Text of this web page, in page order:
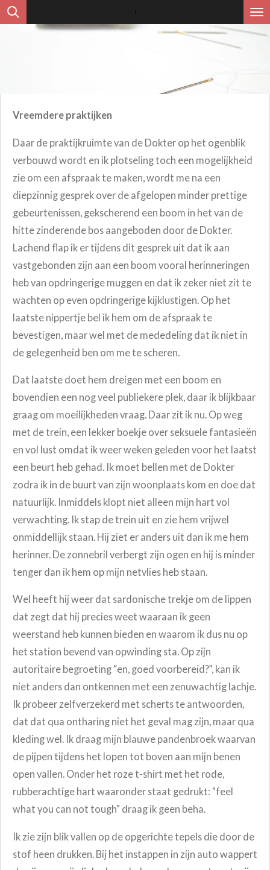
Ga
Vreemdere praktijken
Daar de praktijkruimte van de Dokter op het ogenblik
verbouwd wordt en ik plotseling toch een mogelijkheid
zie om een afspraak te maken, wordt me na een
diepzinnig gesprek over de afgelopen minder prettige
gebeurtenissen, gekscherend een boom in het van de
hitte zinderende bos aangeboden door de Dokter.
Lachend flap ik er tijdens dit gesprek uit dat ik aan
vastgebonden zijn aan een boom vooral herinneringen
heb van opdringerige muggen en dat ik zeker niet zit te
wachten op even opdringerige kijklustigen. Op het
laatste nippertje bel ik hem om de afspraak te
bevestigen, maar wel met de mededeling dat ik niet in
de gelegenheid ben om me te scheren.
Dat laatste doet hem dreigen met een boom en
bovendien een nog veel publiekere plek, daar ik blijkbaar
graag om moeilijkheden vraag. Daar zit ik nu. Op weg
met de trein, een lekker boekje over seksuele fantasieën
en vol lust omdat ik weer weken geleden voor het laatst
een beurt heb gehad. Ik moet bellen met de Dokter
zodra ik in de buurt van zijn woonplaats kom en doe dat
natuurlijk. Inmiddels klopt niet alleen mijn hart vol
verwachting. Ik stap de trein uit en zie hem vrijwel
onmiddellijk staan. Hij ziet er anders uit dan ik me hem
herinner. De zonnebril verbergt zijn ogen en hij is minder
tenger dan ik hem op mijn netvlies heb staan.
Wel heeft hij weer dat sardonische trekje om de lippen
dat zegt dat hij precies weet waaraan ik geen
weerstand heb kunnen bieden en waarom ik dus nu op
het station bevend van opwinding sta. Op zijn
autoritaire begroeting “en, goed voorbereid?”, kan ik
niet anders dan ontkennen met een zenuwachtig lachje.
Ik probeer zelfverzekerd met scherts te antwoorden,
dat dat qua ontharing niet het geval mag zijn, maar qua
kleding wel. Ik draag mijn blauwe pandenbroek waarvan
de pijpen tijdens het lopen tot boven aan mijn benen
open vallen. Onder het roze t-shirt met het rode,
rubberachtige hart waaronder staat gedrukt: "feel
what you can not tough" draag ik geen beha.
Ik zie zijn blik vallen op de opgerichte tepels die door de
stof heen drukken. Bij het instappen in zijn auto wappert